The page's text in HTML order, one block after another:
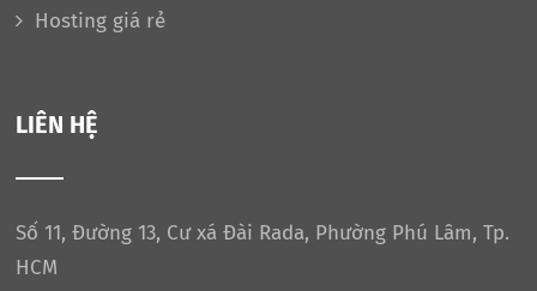
Hosting giá rẻ
LIÊN HỆ
Số 11, Đường 13, Cư xá Đài Rada, Phường Phú Lâm, Tp.
HCM